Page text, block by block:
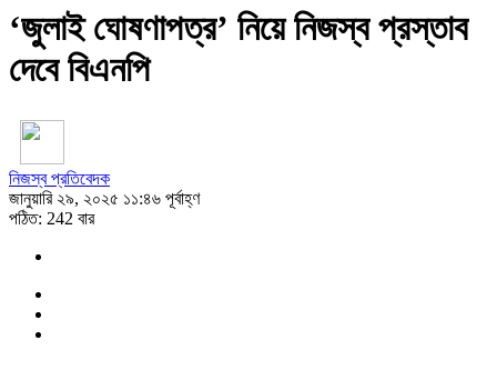
‘জুলাই ঘোষণাপত্র’ নিয়ে নিজস্ব প্রস্তাব
দেবে বিএনপি
নিজস্ব প্রতিবেদক
জানুয়ারি ২৯, ২০২৫ ১১:৪৬ পূর্বাহ্ণ
পঠিত: 242 বার